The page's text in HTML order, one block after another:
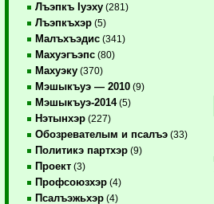
Лъэпкъ Iуэху (281)
Лъэпкъхэр (5)
Малъхъэдис (341)
Махуэгъэпс (80)
Махуэку (370)
Мэшыкъуэ — 2010 (9)
Мэшыкъуэ-2014(5)
Нэтынхэр (227)
Обозревателым и псалъэ (33)
Политикэ партхэр (9)
Проект (3)
Профсоюзхэр (4)
Псалъэжьхэр (4)